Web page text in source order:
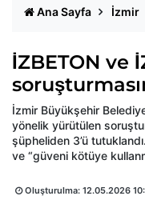
Ana Sayfa İzmir
İZBETON ve
İzmir Büyükşehir
yönelik yürütülen
şüpheliden 3’ü
ve “güveni kötüye
Oluşturulma: 12.05.2026